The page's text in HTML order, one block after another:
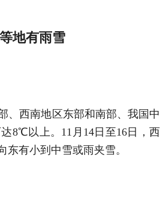
地有雨雪
、西南地区东部和南部、我国中
8℃以上。11月14日至16日，西
有小到中雪或雨夹雪。